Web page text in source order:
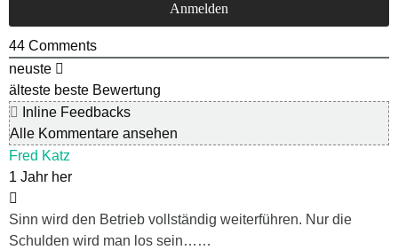
44 Comments
neuste
älteste beste Bewertung
Inline Feedbacks
Alle Kommentare ansehen
Fred Katz
1 Jahr her
Sinn wird den Betrieb vollständig weiterführen. Nur die
Schulden wird man los sein……